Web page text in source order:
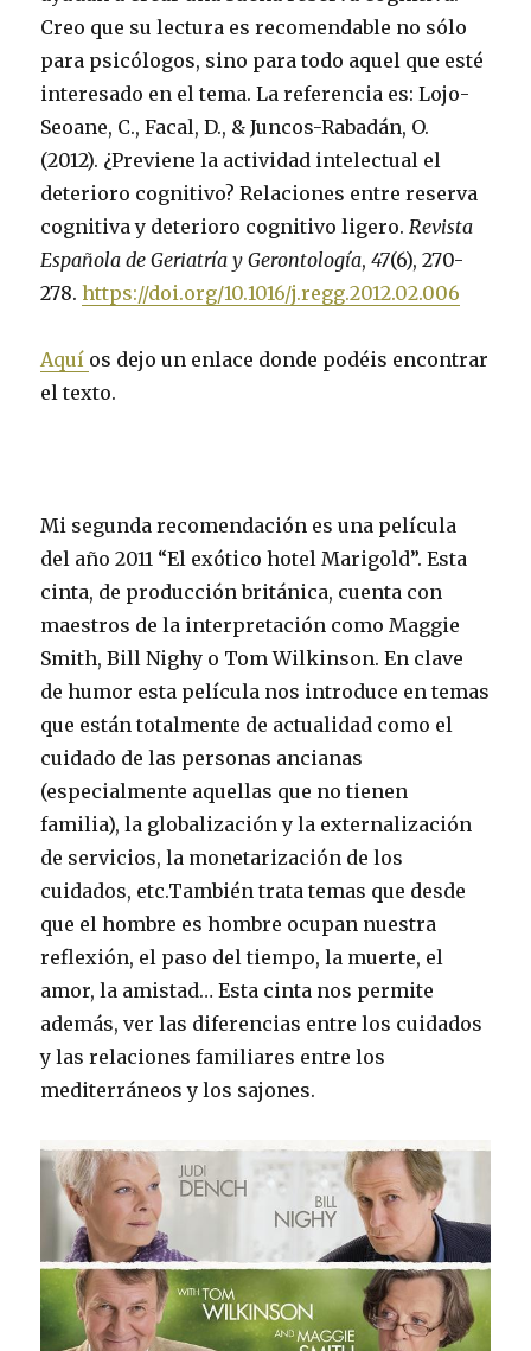
Creo que su lectura es recomendable no sólo
para psicólogos, sino para todo aquel que esté
interesado en el tema. La referencia es: Lojo-
Seoane, C., Facal, D., & Juncos-Rabadán, O.
(2012). ¿Previene la actividad intelectual el
deterioro cognitivo? Relaciones entre reserva
cognitiva y deterioro cognitivo ligero.Revista
Española de Geriatría y Gerontología,47(6), 270-
278.https://doi.org/10.1016/j.regg.2012.02.006
Aquí os dejo un enlace donde podéis encontrar
el texto.
Mi segunda recomendación es una película
del año 2011 “El exótico hotel Marigold”. Esta
cinta, de producción británica, cuenta con
maestros de la interpretación como Maggie
Smith, Bill Nighy o Tom Wilkinson. En clave
de humor esta película nos introduce en temas
que están totalmente de actualidad como el
cuidado de las personas ancianas
(especialmente aquellas que no tienen
familia), la globalización y la externalización
de servicios, la monetarización de los
cuidados, etc.También trata temas que desde
que el hombre es hombre ocupan nuestra
reflexión, el paso del tiempo, la muerte, el
amor, la amistad… Esta cinta nos permite
además, ver las diferencias entre los cuidados
y las relaciones familiares entre los
mediterráneos y los sajones.